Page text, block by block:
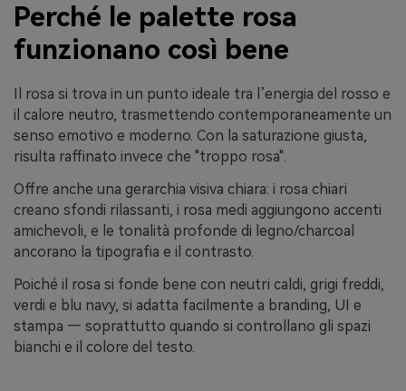
Perché le palette rosa
funzionano così bene
Il rosa si trova in un punto ideale tra l’energia del rosso e
il calore neutro, trasmettendo contemporaneamente un
senso emotivo e moderno. Con la saturazione giusta,
risulta raffinato invece che "troppo rosa".
Offre anche una gerarchia visiva chiara: i rosa chiari
creano sfondi rilassanti, i rosa medi aggiungono accenti
amichevoli, e le tonalità profonde di legno/charcoal
ancorano la tipografia e il contrasto.
Poiché il rosa si fonde bene con neutri caldi, grigi freddi,
verdi e blu navy, si adatta facilmente a branding, UI e
stampa — soprattutto quando si controllano gli spazi
bianchi e il colore del testo.